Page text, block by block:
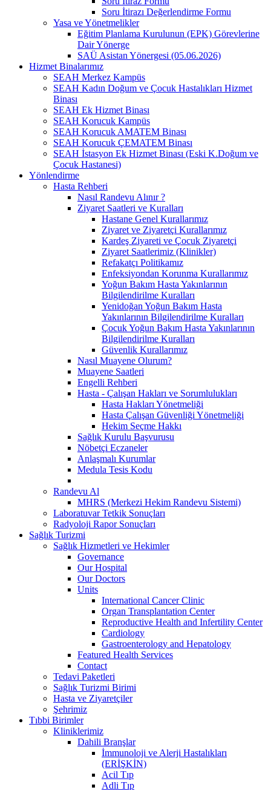
Soru İtirazı Değerlendirme Formu
Yasa ve Yönetmelikler
Eğitim Planlama Kurulunun (EPK) Görevlerine
Dair Yönerge
SAÜ Asistan Yönergesi (05.06.2026)
Hizmet Binalarımız
SEAH Merkez Kampüs
SEAH Kadın Doğum ve Çocuk Hastalıkları Hizmet
Binası
SEAH Ek Hizmet Binası
SEAH Korucuk Kampüs
SEAH Korucuk AMATEM Binası
SEAH Korucuk ÇEMATEM Binası
SEAH İstasyon Ek Hizmet Binası (Eski K.Doğum ve
Çocuk Hastanesi)
Yönlendirme
Hasta Rehberi
Nasıl Randevu Alınır ?
Ziyaret Saatleri ve Kuralları
Hastane Genel Kurallarımız
Ziyaret ve Ziyaretçi Kurallarımız
Kardeş Ziyareti ve Çocuk Ziyaretçi
Ziyaret Saatlerimiz (Klinikler)
Refakatçı Politikamız
Enfeksiyondan Korunma Kurallarımız
Yoğun Bakım Hasta Yakınlarının
Bilgilendirilme Kuralları
Yenidoğan Yoğun Bakım Hasta
Yakınlarının Bilgilendirilme Kuralları
Çocuk Yoğun Bakım Hasta Yakınlarının
Bilgilendirilme Kuralları
Güvenlik Kurallarımız
Nasıl Muayene Olurum?
Muayene Saatleri
Engelli Rehberi
Hasta - Çalışan Hakları ve Sorumlulukları
Hasta Hakları Yönetmeliği
Hasta Çalışan Güvenliği Yönetmeliği
Hekim Seçme Hakkı
Sağlık Kurulu Başvurusu
Nöbetçi Eczaneler
Anlaşmalı Kurumlar
Medula Tesis Kodu
Randevu Al
MHRS (Merkezi Hekim Randevu Sistemi)
Laboratuvar Tetkik Sonuçları
Radyoloji Rapor Sonuçları
Sağlık Turizmi
Sağlık Hizmetleri ve Hekimler
Governance
Our Hospital
Our Doctors
Units
International Cancer Clinic
Organ Transplantation Center
Reproductive Health and Infertility Center
Cardiology
Gastroenterology and Hepatology
Featured Health Services
Contact
Tedavi Paketleri
Sağlık Turizmi Birimi
Hasta ve Ziyaretçiler
Şehrimiz
Tıbbi Birimler
Kliniklerimiz
Dahili Branşlar
İmmunoloji ve Alerji Hastalıkları
(ERİŞKİN)
Acil Tıp
Adli Tıp